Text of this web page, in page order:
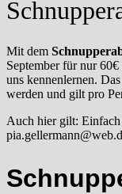
Mit dem
September für nur
uns kennenlernen.
werden und gilt pro
Auch hier gilt: